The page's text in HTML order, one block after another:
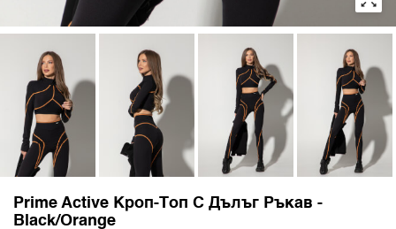
Prime Active Кроп-Топ С Дълъг Ръкав -
Black/Orange